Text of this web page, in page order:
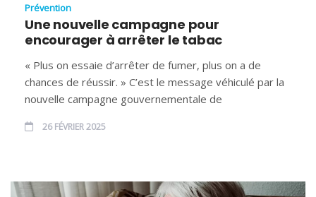
Prévention
Une nouvelle campagne pour
encourager à arrêter le tabac
« Plus on essaie d’arrêter de fumer, plus on a de
chances de réussir. » C’est le message véhiculé par la
nouvelle campagne gouvernementale de
26 FÉVRIER 2025